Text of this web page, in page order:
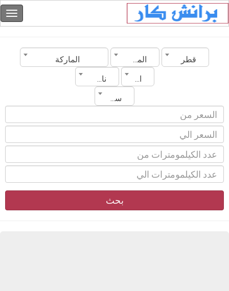
قطر المدينة
الماركة
الموديل
ناقل الحركة
سنة الصنع
بحث